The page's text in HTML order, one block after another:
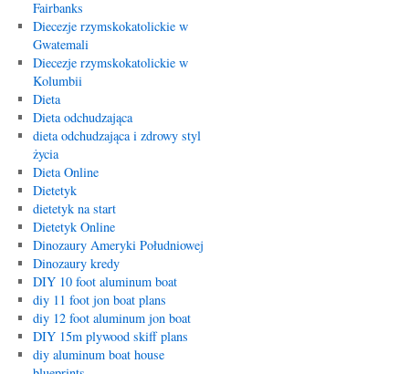
Fairbanks
Diecezje rzymskokatolickie w
Gwatemali
Diecezje rzymskokatolickie w
Kolumbii
Dieta
Dieta odchudzająca
dieta odchudzająca i zdrowy styl
życia
Dieta Online
Dietetyk
dietetyk na start
Dietetyk Online
Dinozaury Ameryki Południowej
Dinozaury kredy
DIY 10 foot aluminum boat
diy 11 foot jon boat plans
diy 12 foot aluminum jon boat
DIY 15m plywood skiff plans
diy aluminum boat house